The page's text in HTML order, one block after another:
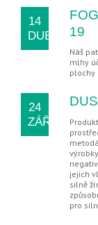
14
DUB
19
Náš
mlhy
plochy
24
ZÁŘ
jejich
silně
pro